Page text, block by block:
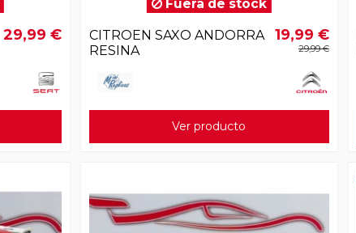
29,99 €
Fuera de stock
CITROEN SAXO ANDORRA
RESINA
19,99 €
29,99 €
Ver producto